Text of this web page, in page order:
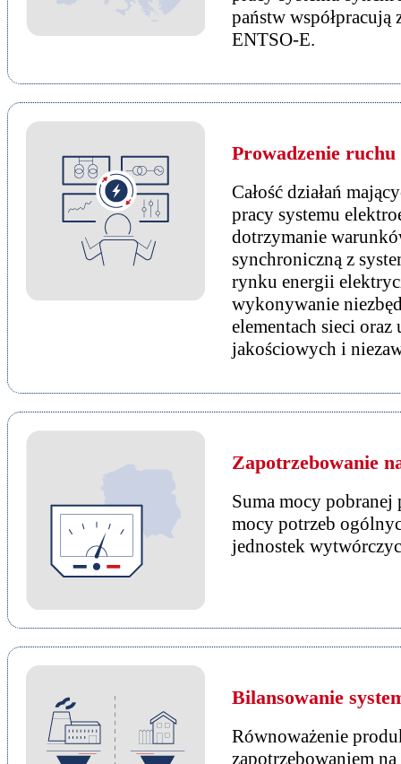
państw współpracują
ENTSO-E.
Prowadzenie ruchu
Całość działań
pracy systemu
dotrzymanie
synchroniczną z
rynku energii
wykonywanie
elementach sieci
jakościowych i
Zapotrzebowanie
Suma mocy
mocy potrzeb
jednostek
Bilansowanie
Równoważenie
zapotrzebowaniem